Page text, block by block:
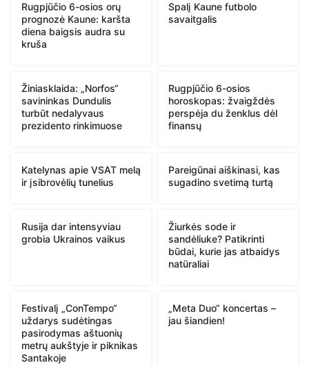
Rugpjūčio 6-osios orų
prognozė Kaune: karšta
diena baigsis audra su
kruša
Spalį Kaune futbolo
savaitgalis
Žiniasklaida: „Norfos“
savininkas Dundulis
turbūt nedalyvaus
prezidento rinkimuose
Rugpjūčio 6-osios
horoskopas: žvaigždės
perspėja du ženklus dėl
finansų
Katelynas apie VSAT melą
ir įsibrovėlių tunelius
Pareigūnai aiškinasi, kas
sugadino svetimą turtą
Rusija dar intensyviau
grobia Ukrainos vaikus
Žiurkės sode ir
sandėliuke? Patikrinti
būdai, kurie jas atbaidys
natūraliai
Festivalį „ConTempo“
uždarys sudėtingas
pasirodymas aštuonių
metrų aukštyje ir piknikas
Santakoje
„Meta Duo“ koncertas –
jau šiandien!